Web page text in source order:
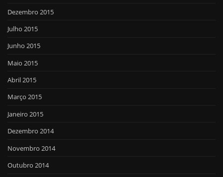
Dezembro 2015
Julho 2015
Junho 2015
Maio 2015
Abril 2015
Março 2015
Janeiro 2015
Dezembro 2014
Novembro 2014
Outubro 2014